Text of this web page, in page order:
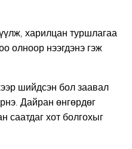
харилцан туршлагаа
олноор нээгдэнэ гэж
шийдсэн бол заавал
Дайран өнгөрдөг
саатдаг хот болгохыг